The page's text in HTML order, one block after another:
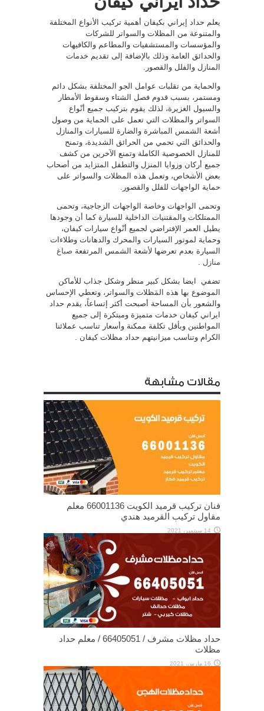
يعلم حداد إيراني بكيفان أهمية تركيب الأنواع المختلفة
والمتنوعة من المظلات والسواتر للشركات
والمؤسسات والمستشفيات والمطاعم والكافيهات
والحدائق العامة وذلك بالإضافة إلى تقديم خدمات
المنازل والفلل والقصور.
والحماية من تقلبات عوامل الجو المختلفة بشكل دائم
ومستمر، بسبب قدوم فصل الشتاء وسقوط الأمطار
والسيول الغزيرة، لذلك يقوم بتركيب جميع أنْواع
السواتر والمظلات التي تعمل على الحماية من وصول
أشعة الشمس المباشرة والضارة للسيارات والمنازل
والحدائق التي تحمي من الحرائق الشديدة، وتمنح
للمنازل الخصوصية الكاملة وتمنع الآخرين من كشف
جميع أركان وزوايا المنزل والتطفل المتزايد من أصحاب
بعض الأشخاص، وتعمل هذه المظلات والسواتر على
حماية الواجهات للفلل والقصور.
وتحمى الواجهات وخاصة الواجهات الزجاجية، وتحمى
الممتلكات والمقتنيات الداخلية للسيارة كما أن وجودها
يطيل العمر الإفتراضي لجميع أنْواع سيارات كيفان،
وحماية لموتور السيارات والمحرك والدهانات وطلاءات
السيارة بعدم تعرضها لأشعة الشمس المرتفعة صباغ
منازل
تضفي ايضا بشكل كبير منظر وشكل جذاب للأماكن
الموضوع بها هذه المَظلات والسواتر، وتعطي الإحساس
والشعور بأن المساحة أصبحت أكثر إتساعاً، يقدم حداد
ايراني كيفان خدمات متميزة ومبتكرة إلى جميع
المواطنين وبأقل تكلفة ممكنة وأسعار تناسب عملائنا
الكرام وتناسب ميزانيتهم حداد مظلات كيفان .
مقالات مشابهة
فنان تركيب قرميد الكويت 66001136 معلم
مقاول تركيب القرميد هندي
14 سبتمبر، 2021
حداد مظلات مشرف / 66405051 / معلم حداد
مظلات
16 مارس، 2021